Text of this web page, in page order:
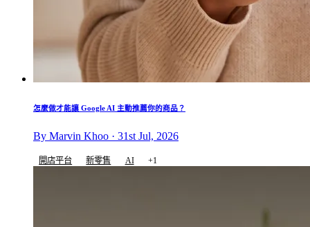
怎麼做才能讓 Google AI 主動推薦你的商品？
By Marvin Khoo · 31st Jul, 2026
開店平台 新零售 AI +1